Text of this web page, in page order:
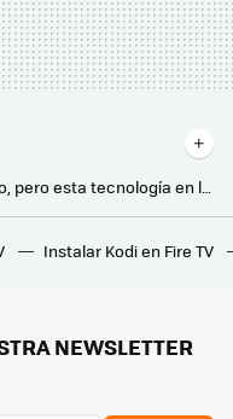
Las teles OLED llevan años reinando, pero esta tecnología en los MiniLED pretende cambiarlo todo: así funciona el RGB LED de Sony
La propietaria de esta cocina no soportaba la encimera de granito ni la falta de almacenamiento: la solución, una sorprendente reforma sin obras por menos de 100 euros
Instalar Kodi en Fire TV
NEWSLETTER